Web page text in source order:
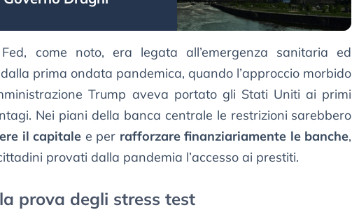
come noto, era legata all’emergenza sanitaria ed
prima ondata pandemica, quando l’approccio morbido
Trump aveva portato gli Stati Uniti ai primi
Nei piani della banca centrale le restrizioni sarebbero
il capitale e per rafforzare finanziariamente le banche,
provati dalla pandemia l’accesso ai prestiti.
prova degli stress test